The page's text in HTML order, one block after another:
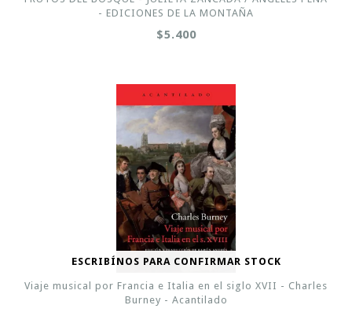
- EDICIONES DE LA MONTAÑA
$5.400
ESCRIBÍNOS PARA CONFIRMAR STOCK
Viaje musical por Francia e Italia en el siglo XVII - Charles
Burney - Acantilado